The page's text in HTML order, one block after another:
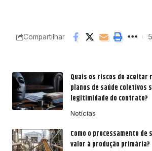
Compartilhar
Quais os riscos de aceitar
planos de saúde coletivos
legitimidade do contrato?
Notícias
Como o processamento de
valor à produção primária?